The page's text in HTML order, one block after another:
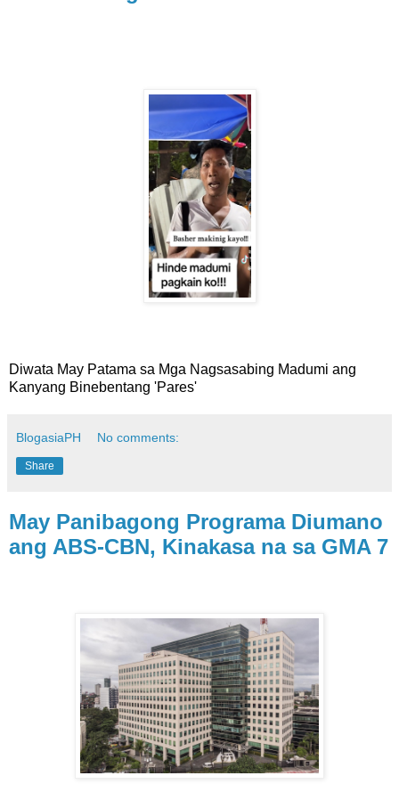
Diwata May Patama sa Mga Nagsasabing Madumi ang
Kanyang Binebentang 'Pares'
BlogasiaPH No comments:
Share
May Panibagong Programa Diumano
ang ABS-CBN, Kinakasa na sa GMA 7